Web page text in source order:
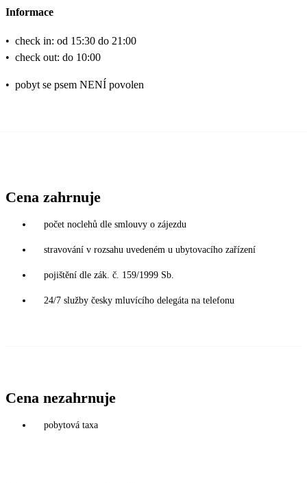
Informace
• check in: od 15:30 do 21:00
• check out: do 10:00
• pobyt se psem NENÍ povolen
Cena zahrnuje
počet noclehů dle smlouvy o zájezdu
stravování v rozsahu uvedeném u ubytovacího zařízení
pojištění dle zák. č. 159/1999 Sb.
24/7 služby česky mluvícího delegáta na telefonu
Cena nezahrnuje
pobytová taxa